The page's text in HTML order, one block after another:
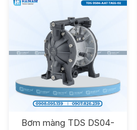
Bơm màng TDS DS04-